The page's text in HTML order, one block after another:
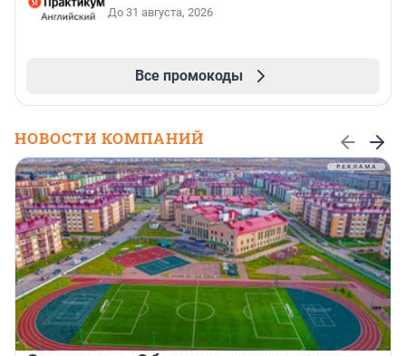
До 31 августа, 2026
Все промокоды
НОВОСТИ КОМПАНИЙ